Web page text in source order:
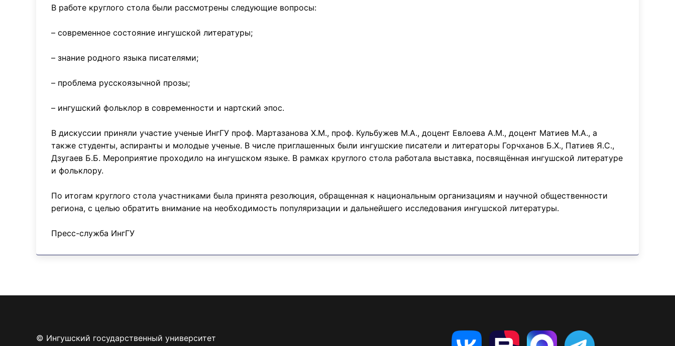
В работе круглого стола были рассмотрены следующие вопросы:
– современное состояние ингушской литературы;
– знание родного языка писателями;
– проблема русскоязычной прозы;
– ингушский фольклор в современности и нартский эпос.
В дискуссии приняли участие ученые ИнгГУ проф. Мартазанова Х.М., проф. Кульбужев М.А., доцент Евлоева А.М., доцент Матиев М.А., а
также студенты, аспиранты и молодые ученые. В числе приглашенных были ингушские писатели и литераторы Горчханов Б.Х., Патиев Я.С.,
Дзугаев Б.Б. Мероприятие проходило на ингушском языке. В рамках круглого стола работала выставка, посвящённая ингушской литературе
и фольклору.
По итогам круглого стола участниками была принята резолюция, обращенная к национальным организациям и научной общественности
региона, с целью обратить внимание на необходимость популяризации и дальнейшего исследования ингушской литературы.
Пресс-служба ИнгГУ
© Ингушский государственный университет